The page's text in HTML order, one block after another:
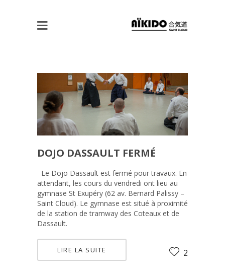
DOJO DASSAULT FERMÉ
Le Dojo Dassault est fermé pour travaux. En
attendant, les cours du vendredi ont lieu au
gymnase St Exupéry (62 av. Bernard Palissy –
Saint Cloud). Le gymnase est situé à proximité
de la station de tramway des Coteaux et de
Dassault.
LIRE LA SUITE 2